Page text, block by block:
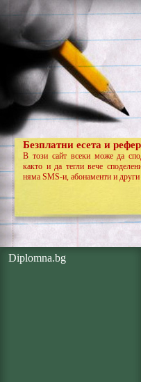
Безплатни есета и
В този сайт всеки може да
както и да тегли вече
няма SMS-и, абонаменти и други
Diplomna.bg